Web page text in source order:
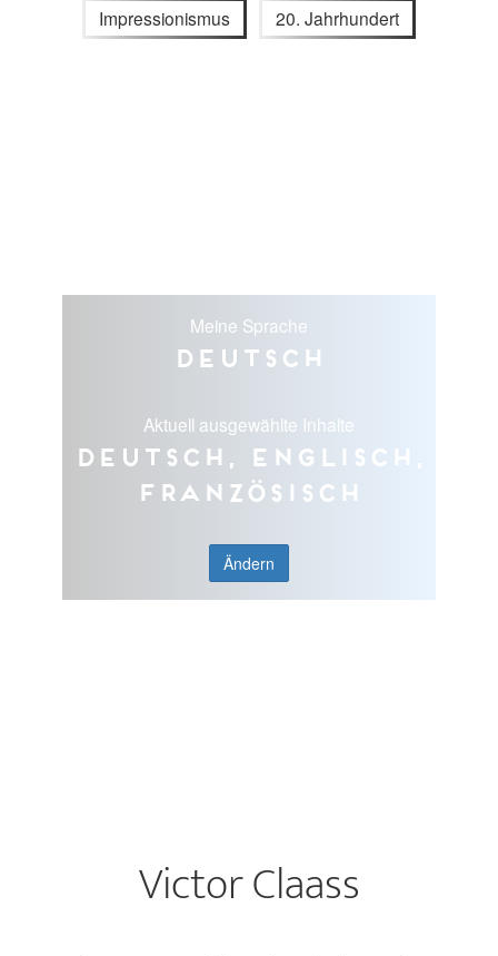
Impressionismus 20. Jahrhundert
Meine Sprache
Deutsch
Aktuell ausgewählte Inhalte
Deutsch, Englisch,
Französisch
Ändern
Victor Claass